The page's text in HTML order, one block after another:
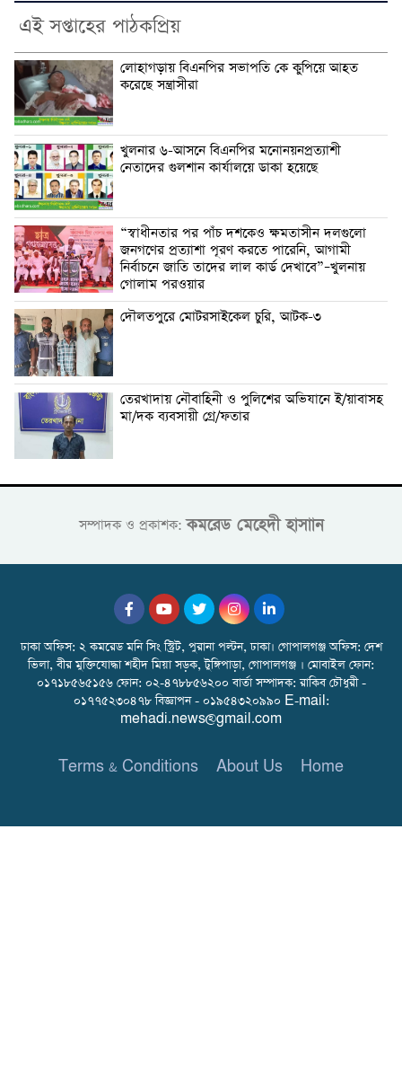
এই সপ্তাহের পাঠকপ্রিয়
লোহাগড়ায় বিএনপির সভাপতি কে কুপিয়ে আহত
করেছে সন্ত্রাসীরা
খুলনার ৬-আসনে বিএনপির মনোনয়নপ্রত্যাশী
নেতাদের গুলশান কার্যালয়ে ডাকা হয়েছে
“স্বাধীনতার পর পাঁচ দশকেও ক্ষমতাসীন দলগুলো
জনগণের প্রত্যাশা পূরণ করতে পারেনি, আগামী
নির্বাচনে জাতি তাদের লাল কার্ড দেখাবে”–খুলনায়
গোলাম পরওয়ার
দৌলতপুরে মোটরসাইকেল চুরি, আটক-৩
তেরখাদায় নৌবাহিনী ও পুলিশের অভিযানে ই/য়াবাসহ
মা/দক ব্যবসায়ী গ্রে/ফতার
সম্পাদক ও প্রকাশক:কমরেড মেহেদী হাসাান
ঢাকা অফিস: ২ কমরেড মনি সিং স্ট্রিট, পুরানা পল্টন, ঢাকা। গোপালগঞ্জ অফিস: দেশ
ভিলা, বীর মুক্তিযোদ্ধা শহীদ মিয়া সড়ক, টুঙ্গিপাড়া, গোপালগঞ্জ । মোবাইল ফোন:
০১৭১৮৫৬৫১৫৬ ফোন: ০২-৪৭৮৮৫৬২০০ বার্তা সম্পাদক: রাকিব চৌধুরী -
০১৭৭৫২৩০৪৭৮ বিজ্ঞাপন - ০১৯৫৪৩২০৯৯০ E-mail:
mehadi.news@gmail.com
Terms & Conditions About Us Home